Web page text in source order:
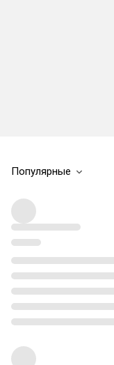
Популярные